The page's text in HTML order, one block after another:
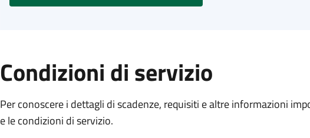
Condizioni di servizio
Per conoscere i dettagli di scadenze, requisiti e altre informazioni
e le condizioni di servizio.